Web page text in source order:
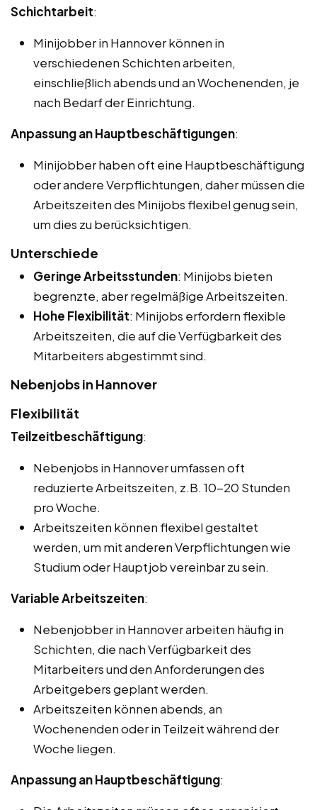
Schichtarbeit:
Minijobber in Hannover können in
verschiedenen Schichten arbeiten,
einschließlich abends und an Wochenenden, je
nach Bedarf der Einrichtung.
Anpassung an Hauptbeschäftigungen:
Minijobber haben oft eine Hauptbeschäftigung
oder andere Verpflichtungen, daher müssen die
Arbeitszeiten des Minijobs flexibel genug sein,
um dies zu berücksichtigen.
Unterschiede
Geringe Arbeitsstunden: Minijobs bieten
begrenzte, aber regelmäßige Arbeitszeiten.
Hohe Flexibilität: Minijobs erfordern flexible
Arbeitszeiten, die auf die Verfügbarkeit des
Mitarbeiters abgestimmt sind.
Nebenjobs in Hannover
Flexibilität
Teilzeitbeschäftigung:
Nebenjobs in Hannover umfassen oft
reduzierte Arbeitszeiten, z.B. 10-20 Stunden
pro Woche.
Arbeitszeiten können flexibel gestaltet
werden, um mit anderen Verpflichtungen wie
Studium oder Hauptjob vereinbar zu sein.
Variable Arbeitszeiten:
Nebenjobber in Hannover arbeiten häufig in
Schichten, die nach Verfügbarkeit des
Mitarbeiters und den Anforderungen des
Arbeitgebers geplant werden.
Arbeitszeiten können abends, an
Wochenenden oder in Teilzeit während der
Woche liegen.
Anpassung an Hauptbeschäftigung: